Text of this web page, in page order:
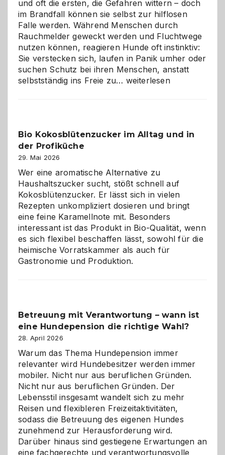
und oft die ersten, die Gefahren wittern – doch
im Brandfall können sie selbst zur hilflosen
Falle werden. Während Menschen durch
Rauchmelder geweckt werden und Fluchtwege
nutzen können, reagieren Hunde oft instinktiv:
Sie verstecken sich, laufen in Panik umher oder
suchen Schutz bei ihren Menschen, anstatt
selbstständig ins Freie zu… Wenn
Gefahr
für
Hunde
im
eigenen
Zuhause
weiterlesen
Bio Kokosblütenzucker im Alltag und in
der Profiküche
29. Mai 2026
Wer eine aromatische Alternative zu
Haushaltszucker sucht, stößt schnell auf
Kokosblütenzucker. Er lässt sich in vielen
Rezepten unkompliziert dosieren und bringt
eine feine Karamellnote mit. Besonders
interessant ist das Produkt in Bio-Qualität, wenn
es sich flexibel beschaffen lässt, sowohl für die
heimische Vorratskammer als auch für
Gastronomie und Produktion.
Betreuung mit Verantwortung – wann ist
eine Hundepension die richtige Wahl?
28. April 2026
Warum das Thema Hundepension immer
relevanter wird Hundebesitzer werden immer
mobiler. Nicht nur aus beruflichen Gründen.
Nicht nur aus beruflichen Gründen. Der
Lebensstil insgesamt wandelt sich zu mehr
Reisen und flexibleren Freizeitaktivitäten,
sodass die Betreuung des eigenen Hundes
zunehmend zur Herausforderung wird.
Darüber hinaus sind gestiegene Erwartungen an
eine fachgerechte und verantwortungsvolle